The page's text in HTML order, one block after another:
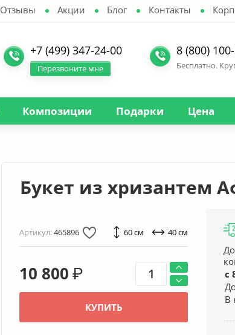
Отзывы Акции Блог Контакты
+7 (499) 347-24-00
Перезвоните мне
8 (800)
Бесплатно.
Композиции Подарки Цена
Букет из хризантем
Артикул:465896 60 см 40 см
10 800 ₽
КУПИТЬ
с
В